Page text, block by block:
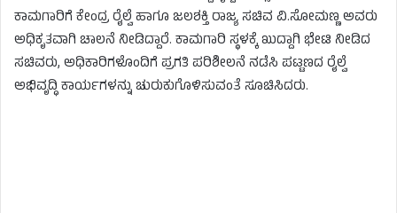
ಕಾಮಗಾರಿಗೆ ಕೇಂದ್ರ ರೈಲ್ವೆ ಹಾಗೂ ಜಲಶಕ್ತಿ ರಾಜ್ಯ ಸಚಿವ ವಿ.ಸೋಮಣ್ಣ ಅವರು
ಅಧಿಕೃತವಾಗಿ ಚಾಲನೆ ನೀಡಿದ್ದಾರೆ. ಕಾಮಗಾರಿ ಸ್ಥಳಕ್ಕೆ ಖುದ್ದಾಗಿ ಭೇಟಿ ನೀಡಿದ
ಸಚಿವರು, ಅಧಿಕಾರಿಗಳೊಂದಿಗೆ ಪ್ರಗತಿ ಪರಿಶೀಲನೆ ನಡೆಸಿ ಪಟ್ಟಣದ ರೈಲ್ವೆ
ಅಭಿವೃದ್ಧಿ ಕಾರ್ಯಗಳನ್ನು ಚುರುಕುಗೊಳಿಸುವಂತೆ ಸೂಚಿಸಿದರು.